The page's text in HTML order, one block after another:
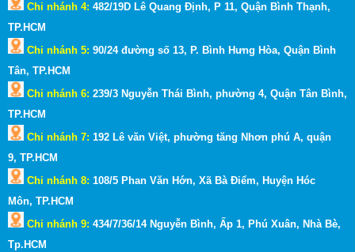
Chi nhánh 4: 482/19D Lê Quang Định, P 11, Quận Bình Thạnh,
TP.HCM
Chi nhánh 5: 90/24 đường số 13, P. Bình Hưng Hòa, Quận Bình
Tân, TP.HCM
Chi nhánh 6: 239/3 Nguyễn Thái Bình, phường 4, Quận Tân Bình,
TP.HCM
Chi nhánh 7: 192 Lê văn Việt, phường tăng Nhơn phú A, quận
9, TP.HCM
Chi nhánh 8: 108/5 Phan Văn Hớn, Xã Bà Điểm, Huyện Hóc
Môn, TP.HCM
Chi nhánh 9: 434/7/36/14 Nguyễn Bình, Ấp 1, Phú Xuân, Nhà Bè,
Tp.HCM